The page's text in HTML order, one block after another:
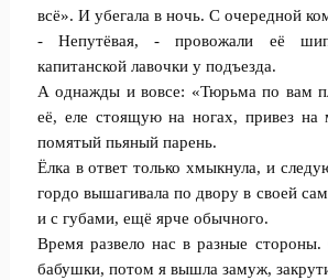
всё». И убегала в ночь. С очередной
- Непутёвая, - провожали её
капитанской лавочки у подъезда.
А однажды и вовсе: «Тюрьма по вам
её, еле стоящую на ногах, привез на
помятый пьяный парень.
Ёлка в ответ только хмыкнула, и
гордо вышагивала по двору в своей
и с губами, ещё ярче обычного.
Время развело нас в разные стороны.
бабушки, потом я вышла замуж,